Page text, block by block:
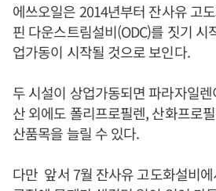
에쓰오일은 2014년부터 잔사유 고
핀 다운스트림설비(ODC)를 짓기 시
업가동이 시작될 것으로 보인다.
두 시설이 상업가동되면 파라자일
산 외에도 폴리프로필렌, 산화프로
산품목을 늘릴 수 있다.
다만 앞서 7월 잔사유 고도화설비